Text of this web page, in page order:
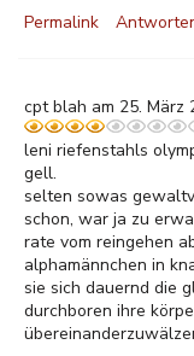
Permalink
cpt blah am 25. März
leni riefenstahls
gell.
selten sowas
schon, war ja zu
rate vom reingehen
alphamännchen in
sie sich dauernd die
durchboren ihre